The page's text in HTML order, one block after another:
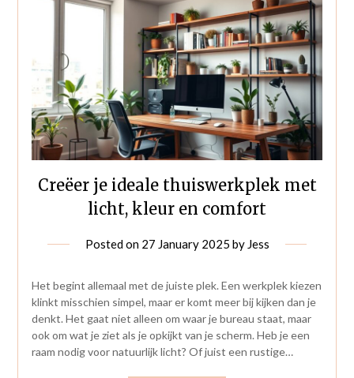
Creëer je ideale thuiswerkplek met
licht, kleur en comfort
Posted on 27 January 2025 by Jess
Het begint allemaal met de juiste plek. Een werkplek kiezen
klinkt misschien simpel, maar er komt meer bij kijken dan je
denkt. Het gaat niet alleen om waar je bureau staat, maar
ook om wat je ziet als je opkijkt van je scherm. Heb je een
raam nodig voor natuurlijk licht? Of juist een rustige…